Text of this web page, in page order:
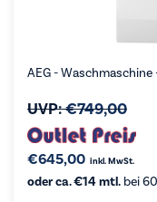
AEG - Waschmaschine
UVP:€749,00
€645,00 inkl. MwSt.
oder ca. €14 mtl. bei